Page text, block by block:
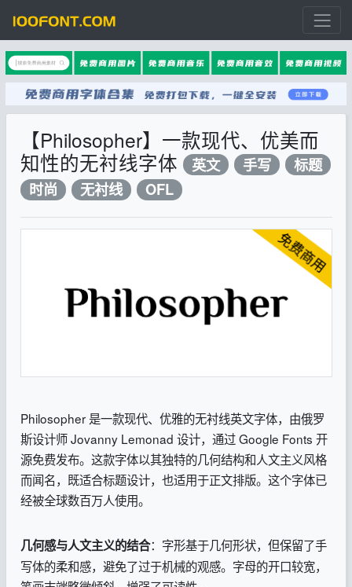
【Philosopher】一款现代、优美而
知性的无衬线字体
英文 手写
标题
时尚
无衬线 OFL
Philosopher 是一款现代、优雅的无衬线英文字体，由俄罗
斯设计师 Jovanny Lemonad 设计，通过 Google Fonts 开
源免费发布。这款字体以其独特的几何结构和人文主义风格
而闻名，既适合标题设计，也适用于正文排版。这个字体已
经被全球数百万人使用。
几何感与人文主义的结合：字形基于几何形状，但保留了手
写体的柔和感，避免了过于机械的观感。字母的开口较宽，